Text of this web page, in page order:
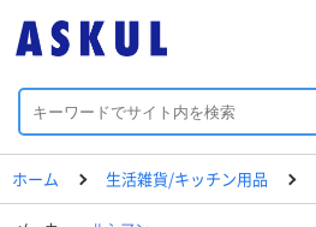
ホーム 生活雑貨/キッチン用品